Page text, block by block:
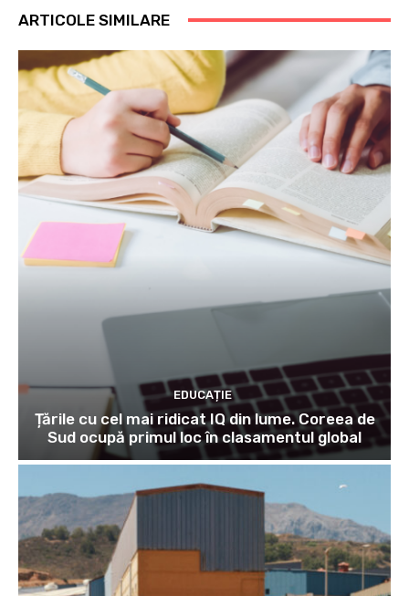
ARTICOLE SIMILARE
EDUCAȚIE
Țările cu cel mai ridicat IQ din lume. Coreea de
Sud ocupă primul loc în clasamentul global